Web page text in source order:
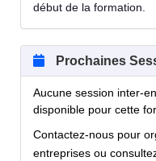
début de la formation.
Prochaines
Aucune session inter-
disponible pour cette
Contactez-nous pour
entreprises ou